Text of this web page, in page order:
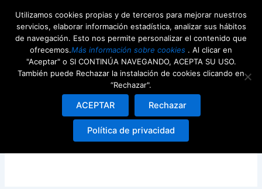
contenido
Elementor-post-screenshot_3235_2026-01-
04-17-31-59_1c342623.png
Deja un comentario / Por Alejandro López
Utilizamos cookies propias y de terceros para mejorar nuestros
servicios, elaborar información estadística, analizar sus hábitos
de navegación. Esto nos permite personalizar el contenido que
ofrecemos.Más información sobre cookies . Al clicar en
"Aceptar" o SI CONTINÚA NAVEGANDO, ACEPTA SU USO.
También puede Rechazar la instalación de cookies clicando en
“Rechazar".
ACEPTAR Rechazar
Política de privacidad